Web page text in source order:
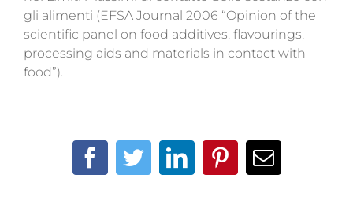
gli alimenti (EFSA Journal 2006 “Opinion of the
scientific panel on food additives, flavourings,
processing aids and materials in contact with
food”).
Facebook
TwitterLinkedIn
Pinterest
Email